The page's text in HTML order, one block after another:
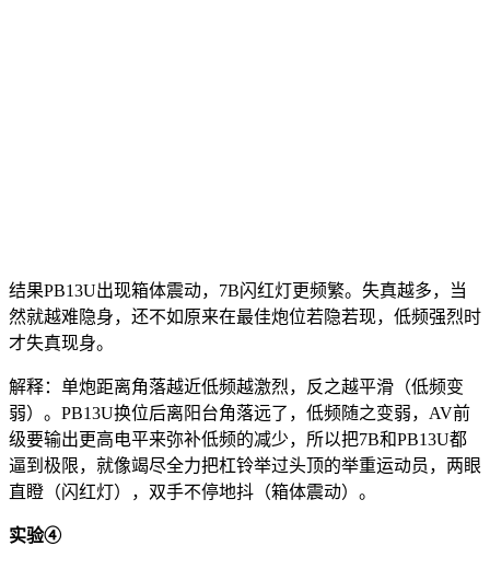
结果PB13U出现箱体震动，7B闪红灯更频繁。失真越多，当
然就越难隐身，还不如原来在最佳炮位若隐若现，低频强烈时
才失真现身。
解释：单炮距离角落越近低频越激烈，反之越平滑（低频变
弱）。PB13U换位后离阳台角落远了，低频随之变弱，AV前
级要输出更高电平来弥补低频的减少，所以把7B和PB13U都
逼到极限，就像竭尽全力把杠铃举过头顶的举重运动员，两眼
直瞪（闪红灯），双手不停地抖（箱体震动）。
实验④